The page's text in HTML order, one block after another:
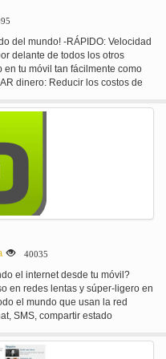
Descarga gratis y prueba
-Guardar las páginas para leer
a internet. -Obtener música,
para usted con el gestor de
web para teléfonos hecha por:
del mundo! -RÁPIDO: Velocidad
delante de todos los otros
tu móvil tan fácilmente como
dinero: Reducir los costos de
características: – marcación
un vistazo. Arrancarlos con un
junto con las últimas
le permiten mantener varias
en Internet es mejor con
barras de herramientas que se
Mini para usted hoy! También
en Wi-Fi o banda ancha
40035
el internet desde tu móvil?
en redes lentas y súper-ligero en
el mundo que usan la red
SMS, compartir estado
en muchos idiomas -
y cuentos - biNu fútbol soccer live